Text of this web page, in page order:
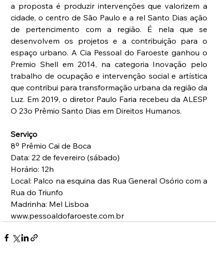
a proposta é produzir intervenções que valorizem a
cidade, o centro de São Paulo e a rel Santo Dias ação
de pertencimento com a região. É nela que se
desenvolvem os projetos e a contribuição para o
espaço urbano. A Cia Pessoal do Faroeste ganhou o
Premio Shell em 2014, na categoria Inovação pelo
trabalho de ocupação e intervenção social e artística
que contribui para transformação urbana da região da
Luz. Em 2019, o diretor Paulo Faria recebeu da ALESP
O 23o Prêmio Santo Dias em Direitos Humanos.
Serviço
8º Prêmio Cai de Boca
Data: 22 de fevereiro (sábado)
Horário: 12h
Local: Palco na esquina das Rua General Osório com a
Rua do Triunfo
Madrinha: Mel Lisboa
www.pessoaldofaroeste.com.br